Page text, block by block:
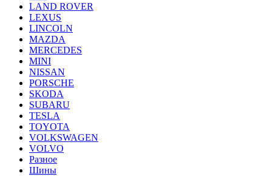
LAND ROVER
LEXUS
LINCOLN
MAZDA
MERCEDES
MINI
NISSAN
PORSCHE
SKODA
SUBARU
TESLA
TOYOTA
VOLKSWAGEN
VOLVO
Разное
Шины